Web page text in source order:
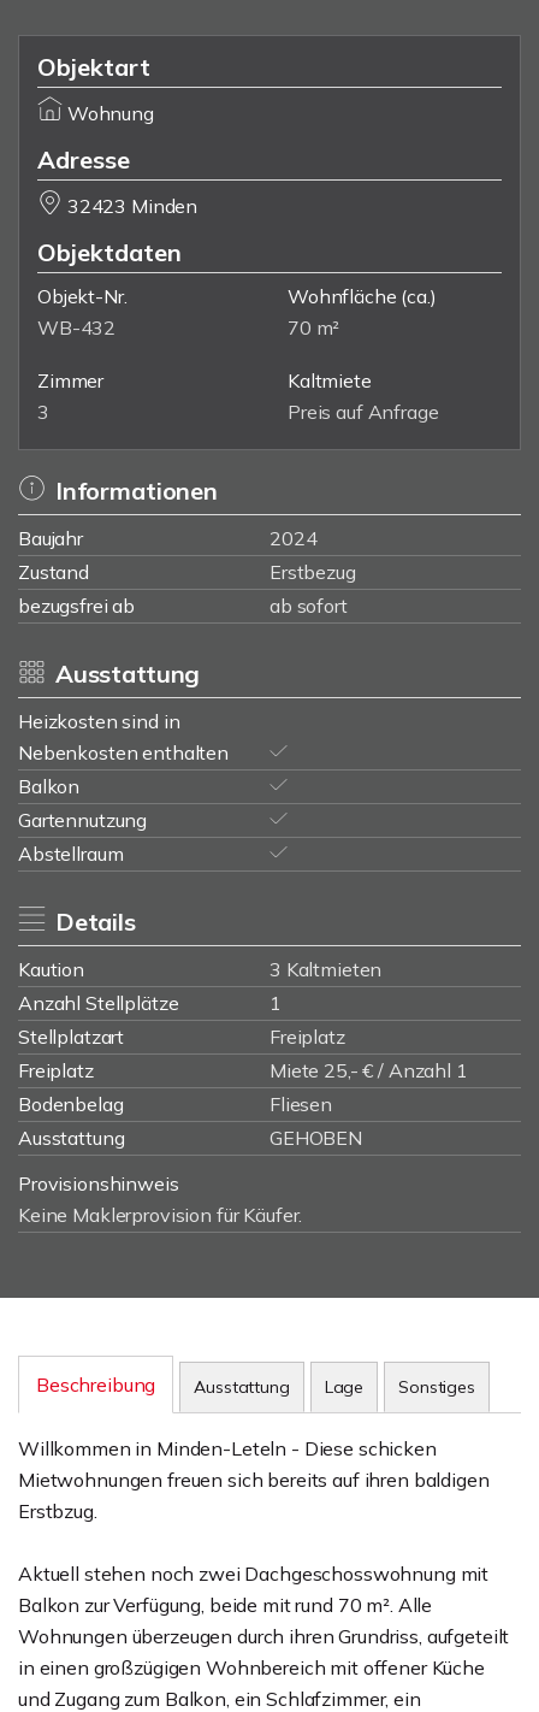
Objektart
Wohnung
Adresse
32423 Minden
Objektdaten
Objekt-Nr.
WB-432
Wohnfläche (ca.)
70 m²
Zimmer
3
Kaltmiete
Preis auf Anfrage
Informationen
Baujahr
2024
Zustand
Erstbezug
bezugsfrei ab
ab sofort
Ausstattung
Heizkosten sind in
Nebenkosten enthalten
Balkon
Gartennutzung
Abstellraum
Details
Kaution
3 Kaltmieten
Anzahl Stellplätze
1
Stellplatzart
Freiplatz
Freiplatz
Miete 25,- € / Anzahl 1
Bodenbelag
Fliesen
Ausstattung
GEHOBEN
Provisionshinweis
Keine Maklerprovision für Käufer.
Beschreibung Ausstattung Lage Sonstiges
Willkommen in Minden-Leteln - Diese schicken
Mietwohnungen freuen sich bereits auf ihren baldigen
Erstbzug.
Aktuell stehen noch zwei Dachgeschosswohnung mit
Balkon zur Verfügung, beide mit rund 70 m². Alle
Wohnungen überzeugen durch ihren Grundriss, aufgeteilt
in einen großzügigen Wohnbereich mit offener Küche
und Zugang zum Balkon, ein Schlafzimmer, ein